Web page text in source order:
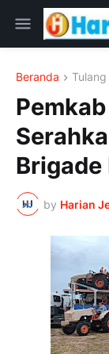
Beranda
Brigade
by Harian